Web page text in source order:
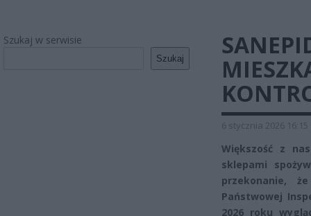
Szukaj w serwisie
Szukaj
6 stycznia 2026 16:15
Większość z
sklepami
przekonanie,
Państwowej
2026 roku